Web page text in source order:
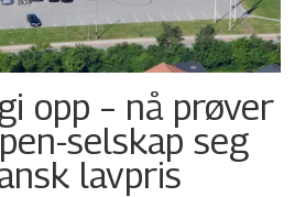
opp – nå prøver
selskap seg
lavpris